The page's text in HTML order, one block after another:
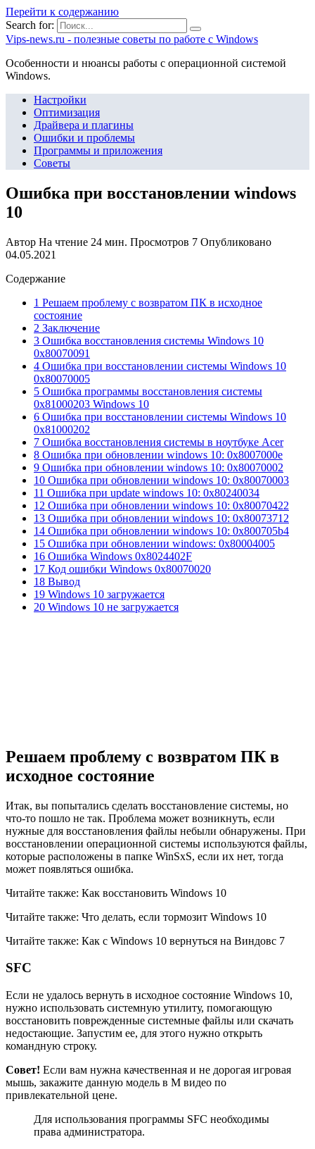
Перейти к содержанию
Search for:
Vips-news.ru - полезные советы по работе с Windows
Особенности и нюансы работы с операционной системой
Windows.
Настройки
Оптимизация
Драйвера и плагины
Ошибки и проблемы
Программы и приложения
Советы
Ошибка при восстановлении windows
10
Автор На чтение 24 мин. Просмотров 7 Опубликовано
04.05.2021
Содержание
1 Решаем проблему с возвратом ПК в исходное
состояние
2 Заключение
3 Ошибка восстановления системы Windows 10
0x80070091
4 Ошибка при восстановлении системы Windows 10
0x80070005
5 Ошибка программы восстановления системы
0x81000203 Windows 10
6 Ошибка при восстановлении системы Windows 10
0x81000202
7 Ошибка восстановления системы в ноутбуке Acer
8 Ошибка при обновлении windows 10: 0x8007000e
9 Ошибка при обновлении windows 10: 0x80070002
10 Ошибка при обновлении windows 10: 0x80070003
11 Ошибка при update windows 10: 0x80240034
12 Ошибка при обновлении windows 10: 0x80070422
13 Ошибка при обновлении windows 10: 0x80073712
14 Ошибка при обновлении windows 10: 0x800705b4
15 Ошибка при обновлении windows: 0x80004005
16 Ошибка Windows 0x8024402F
17 Код ошибки Windows 0x80070020
18 Вывод
19 Windows 10 загружается
20 Windows 10 не загружается
Решаем проблему с возвратом ПК в
исходное состояние
Итак, вы попытались сделать восстановление системы, но
что-то пошло не так. Проблема может возникнуть, если
нужные для восстановления файлы небыли обнаружены. При
восстановлении операционной системы используются файлы,
которые расположены в папке WinSxS, если их нет, тогда
может появляться ошибка.
Читайте также: Как восстановить Windows 10
Читайте также: Что делать, если тормозит Windows 10
Читайте также: Как с Windows 10 вернуться на Виндовс 7
SFC
Если не удалось вернуть в исходное состояние Windows 10,
нужно использовать системную утилиту, помогающую
восстановить поврежденные системные файлы или скачать
недостающие. Запустим ее, для этого нужно открыть
командную строку.
Совет! Если вам нужна качественная и не дорогая игровая
мышь, закажите данную модель в М видео по
привлекательной цене.
Для использования программы SFC необходимы
права администратора.